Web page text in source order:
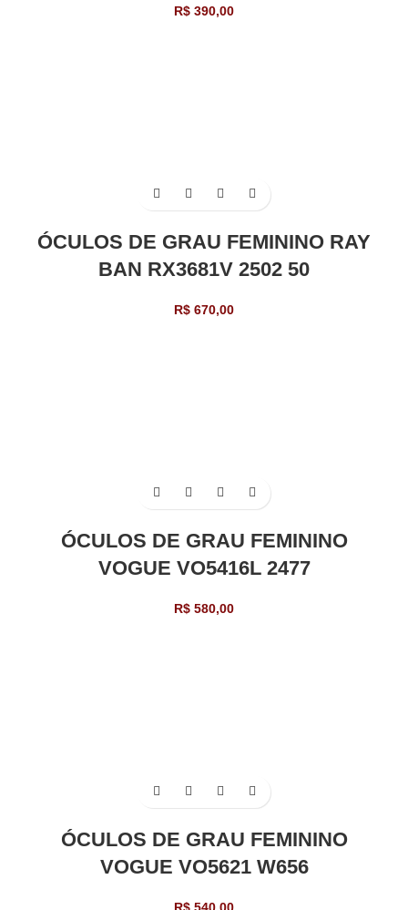
R$ 390,00
ÓCULOS DE GRAU FEMININO RAY
BAN RX3681V 2502 50
R$ 670,00
ÓCULOS DE GRAU FEMININO
VOGUE VO5416L 2477
R$ 580,00
ÓCULOS DE GRAU FEMININO
VOGUE VO5621 W656